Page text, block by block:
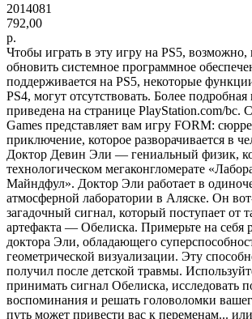
2014081
792,00
р.
Чтобы играть в эту игру на PS5, возможно,
обновить системное программное
поддерживается на PS5, некоторые
PS4, могут отсутствовать. Более
приведена на странице PlayStation.com/bc.
Games представляет вам игру FORM:
приключение, которое разворачивается в
Доктор Девин Эли — гениальный физик,
технологическом мегаконгломерате
Майндфул». Доктор Эли работает в
атмосферной лаборатории в Аляске. Он
загадочный сигнал, который поступает от
артефакта — Обелиска. Примерьте на себя
доктора Эли, обладающего
геометрической визуализации. Эту
получил после детской травмы.
принимать сигнал Обелиска, исследовать
воспоминания и решать головоломки
путь может привести вас к переменам... или